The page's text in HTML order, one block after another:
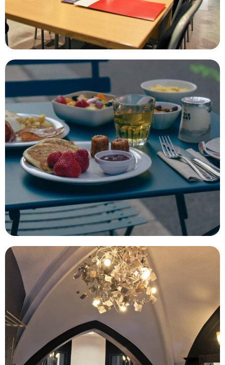
OUVERTURE
Choisir
BUDGET DE LA PRESTATION
-1—8000
CONSEILLÉ POUR
Choisir
Les
filtres.
BUDGET PAR
PERSONNE
0 — 768
NOTE
NOMBRE DE
PERSONNES